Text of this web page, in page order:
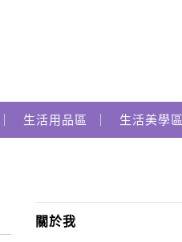
生活用品區 生活美學區
關於我